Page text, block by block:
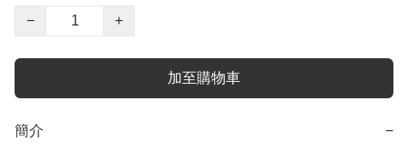
−
+
加至購物車
簡介 −